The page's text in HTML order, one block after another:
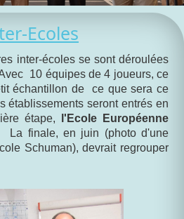
Ecoles
inter-écoles se sont déroulées
10 équipes de 4 joueurs, ce
échantillon de ce que sera ce
établissements seront entrés en
étape,
l'Ecole Européenne
La finale, en juin (photo d'une
Schuman), devrait regrouper